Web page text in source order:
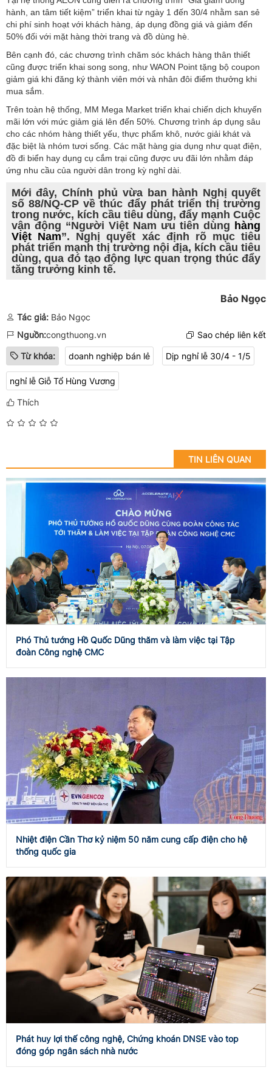
hành, an tâm tiết kiệm” triển khai từ ngày 1 đến 30/4 nhằm san sẻ
chi phí sinh hoạt với khách hàng, áp dụng đồng giá và giảm đến
50% đối với mặt hàng thời trang và đồ dùng hè.
Bên cạnh đó, các chương trình chăm sóc khách hàng thân thiết
cũng được triển khai song song, như WAON Point tặng bộ coupon
giảm giá khi đăng ký thành viên mới và nhân đôi điểm thưởng khi
mua sắm.
Trên toàn hệ thống, MM Mega Market triển khai chiến dịch khuyến
mãi lớn với mức giảm giá lên đến 50%. Chương trình áp dụng sâu
cho các nhóm hàng thiết yếu, thực phẩm khô, nước giải khát và
đặc biệt là nhóm tươi sống. Các mặt hàng gia dụng như quạt điện,
đồ đi biển hay dụng cụ cắm trại cũng được ưu đãi lớn nhằm đáp
ứng nhu cầu của người dân trong kỳ nghỉ dài.
Mới đây, Chính phủ vừa ban hành Nghị quyết
số 88/NQ-CP về thúc đẩy phát triển thị trường
trong nước, kích cầu tiêu dùng, đẩy mạnh Cuộc
vận động “Người Việt Nam ưu tiên dùng hàng
Việt Nam”. Nghị quyết xác định rõ mục tiêu
phát triển mạnh thị trường nội địa, kích cầu tiêu
dùng, qua đó tạo động lực quan trọng thúc đẩy
tăng trưởng kinh tế.
Bảo Ngọc
Tác giả: Bảo Ngọc
Nguồn:congthuong.vn Sao chép liên kết
Từ khóa: doanh nghiệp bán lẻ Dịp nghỉ lễ 30/4 - 1/5
nghỉ lễ Giỗ Tổ Hùng Vương
Thích
TIN LIÊN QUAN
Phó Thủ tướng Hồ Quốc Dũng thăm và làm việc tại Tập
đoàn Công nghệ CMC
Nhiệt điện Cần Thơ kỷ niệm 50 năm cung cấp điện cho hệ
thống quốc gia
Phát huy lợi thế công nghệ, Chứng khoán DNSE vào top
đóng góp ngân sách nhà nước